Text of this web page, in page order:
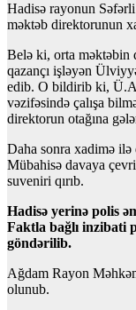
Hadisə rayonun
məktəb direktorunun
Belə ki, orta
qazançı işləyən
edib. O bildirib ki,
vəzifəsində çalışa
direktorun otağına
Daha sonra xadimə ilə
Mübahisə davaya
suveniri qırıb.
Hadisə yerinə polis
Faktla bağlı inzibati
göndərilib.
Ağdam Rayon
olunub.